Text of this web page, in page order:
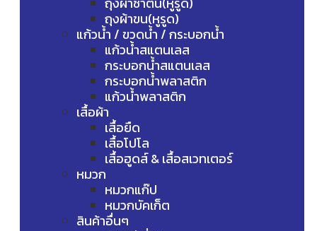
ถุงผ้าขน(หูรูด)
แก้วน้ำ / ขวดน้ำ / กระบอกน้ำ
แก้วน้ำสแตนเลส
กระบอกน้ำสแตนเลส
กระบอกน้ำพลาสติก
แก้วน้ำพลาสติก
เสื้อผ้า
เสื้อยืด
เสื้อโปโล
เสื้อฮูดส์ & เสื้อสเวทเตอร์
หมวก
หมวกแก๊ป
หมวกบัคเก็ต
สินค้าอื่นๆ